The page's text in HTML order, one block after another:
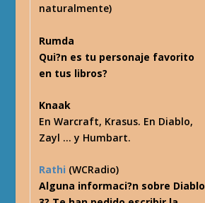
naturalmente)
Rumda
Qui?n es tu personaje favorito
en tus libros?
Knaak
En Warcraft, Krasus. En Diablo,
Zayl … y Humbart.
Rathi (WCRadio)
Alguna informaci?n sobre Diablo